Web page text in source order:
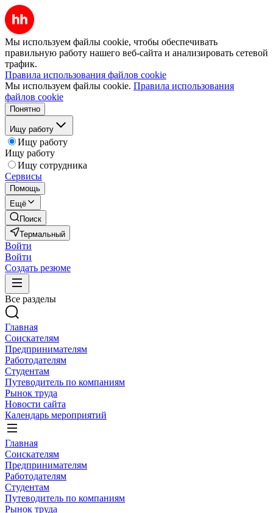
Мы используем файлы cookie, чтобы обеспечивать
правильную работу нашего веб-сайта и анализировать сетевой
трафик.
Правила использования файлов cookie
Мы используем файлы cookie. Правила использования
файлов cookie
Понятно
Ищу работу
Ищу работу
Ищу работу
Ищу сотрудника
Сервисы
Помощь
Ещё
Поиск
Термальный
Войти
Войти
Создать резюме
Все разделы
Главная
Соискателям
Предпринимателям
Работодателям
Студентам
Путеводитель по компаниям
Рынок труда
Новости сайта
Календарь мероприятий
Главная
Соискателям
Предпринимателям
Работодателям
Студентам
Путеводитель по компаниям
Рынок труда